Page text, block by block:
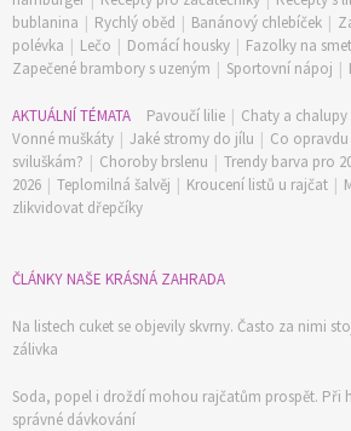
bublanina | Rychlý oběd | Banánový chlebíček |
polévka | Lečo | Domácí housky | Fazolky na
Zapečené brambory s uzeným | Sportovní nápoj |
AKTUÁLNÍ TÉMATA Pavoučí lilie | Chaty a chalupy
Vonné muškáty | Jaké stromy do jílu | Co
sviluškám? | Choroby brslenu | Trendy barva pro
2026 | Teplomilná šalvěj | Kroucení listů u rajčat |
zlikvidovat dřepčíky
ČLÁNKY NAŠE KRÁSNÁ ZAHRADA
Na listech cuket se objevily skvrny. Často za nimi
zálivka
Soda, popel i droždí mohou rajčatům prospět. Při
správné dávkování